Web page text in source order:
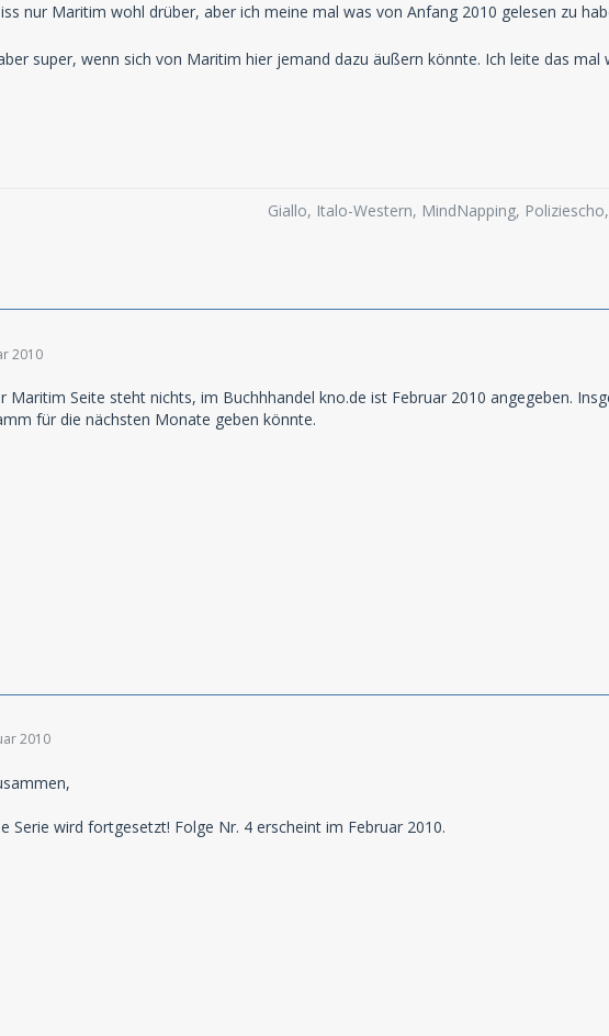
nur Maritim wohl drüber, aber ich meine mal was von Anfang 2010 gelesen zu
super, wenn sich von Maritim hier jemand dazu äußern könnte. Ich leite das mal
Giallo, Italo-Western, MindNapping,
2010
Maritim Seite steht nichts, im Buchhhandel kno.de ist Februar 2010 angegeben.
für die nächsten Monate geben könnte.
2010
Serie wird fortgesetzt! Folge Nr. 4 erscheint im Februar 2010.